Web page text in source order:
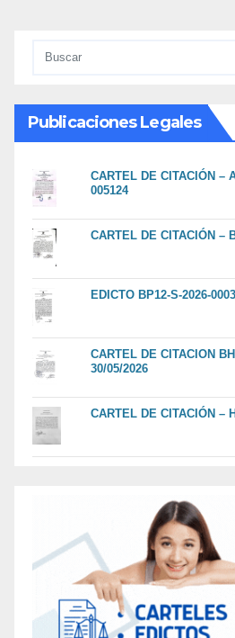
Publicaciones Legales
CARTEL DE CITACIÓN –
005124
CARTEL DE CITACIÓN –
EDICTO BP12-S-2026-
CARTEL DE CITACION
30/05/2026
CARTEL DE CITACIÓN –